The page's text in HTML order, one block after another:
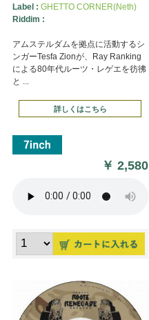
Label : GHETTO CORNER(Neth)
Riddim :
アムステルダムを拠点に活動するシ
ンガーTesfa Zionが、Ray Ranking
による80年代ルーツ・レゲエを彷彿
と ...
詳しくはこちら
￥2,580